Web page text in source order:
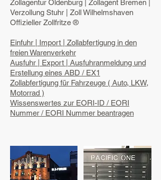
Zollagentur Oldenburg | Zollagent Bremen |
Verzollung Stuhr | Zoll Wilhelmshaven
Offizieller Zollfritze ®
Einfuhr | Import | Zollabfertigung in den
freien Warenverkehr
Ausfuhr | Export | Ausfuhranmeldung und
Erstellung eines ABD / EX1
Zollabfertigung für Fahrzeuge ( Auto, LKW,
Motorrad )
Wissenswertes zur EORI-ID / EORI
Nummer / EORI Nummer beantragen